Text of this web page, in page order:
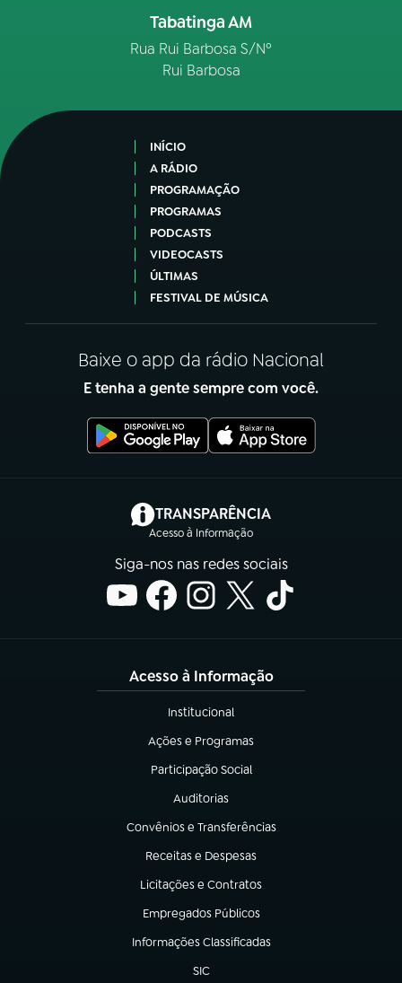
Tabatinga AM
Rua Rui Barbosa S/Nº
Rui Barbosa
INÍCIO
A RÁDIO
PROGRAMAÇÃO
PROGRAMAS
PODCASTS
VIDEOCASTS
ÚLTIMAS
FESTIVAL DE MÚSICA
Baixe o app da rádio Nacional
E tenha a gente sempre com você.
TRANSPARÊNCIA
Acesso à Informação
(abre em nova aba)
Siga-nos nas redes sociais
Acesso à Informação
Institucional
(abre em nova aba)
Ações e Programas
(abre em nova aba)
Participação Social
(abre em nova aba)
Auditorias
(abre em nova aba)
Convênios e Transferências
(abre em nova aba)
Receitas e Despesas
(abre em nova aba)
Licitações e Contratos
(abre em nova aba)
Empregados Públicos
(abre em nova aba)
Informações Classificadas
(abre em nova aba)
SIC
(abre em nova aba)